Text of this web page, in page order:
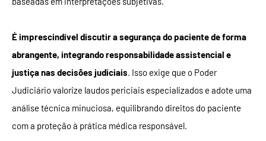
É imprescindível discutir a segurança do paciente de forma
abrangente, integrando responsabilidade assistencial e
justiça nas decisões judiciais. Isso exige que o Poder
Judiciário valorize laudos periciais especializados e adote uma
análise técnica minuciosa, equilibrando direitos do paciente
com a proteção à prática médica responsável.